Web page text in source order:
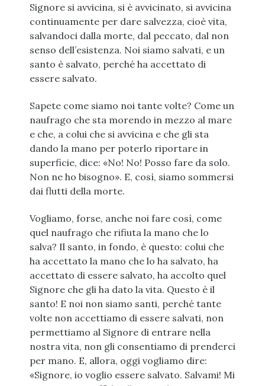
Signore si avvicina, si è avvicinato, si avvicina
continuamente per dare salvezza, cioè vita,
salvandoci dalla morte, dal peccato, dal non
senso dell’esistenza. Noi siamo salvati, e un
santo è salvato, perché ha accettato di
essere salvato.
Sapete come siamo noi tante volte? Come un
naufrago che sta morendo in mezzo al mare
e che, a colui che si avvicina e che gli sta
dando la mano per poterlo riportare in
superficie, dice: «No! No! Posso fare da solo.
Non ne ho bisogno». E, così, siamo sommersi
dai flutti della morte.
Vogliamo, forse, anche noi fare così, come
quel naufrago che rifiuta la mano che lo
salva? Il santo, in fondo, è questo: colui che
ha accettato la mano che lo ha salvato, ha
accettato di essere salvato, ha accolto quel
Signore che gli ha dato la vita. Questo è il
santo! E noi non siamo santi, perché tante
volte non accettiamo di essere salvati, non
permettiamo al Signore di entrare nella
nostra vita, non gli consentiamo di prenderci
per mano. E, allora, oggi vogliamo dire:
«Signore, io voglio essere salvato. Salvami! Mi